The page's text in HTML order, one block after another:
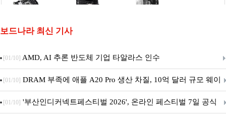
보드나라 최신 기사
[01/10] AMD, AI 추론 반도체 기업 타알라스 인수
[01/10] DRAM 부족에 애플 A20 Pro 생산 차질, 10억 달러 규모 웨이
퍼 대기
[01/10] '부산인디커넥트페스티벌 2026', 온라인 페스티벌 7일 공식